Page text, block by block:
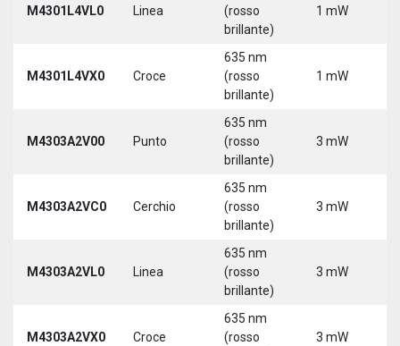
M4301L4VL0 Linea
(rosso
brillante)
1 mW
M4301L4VX0 Croce
635 nm
(rosso
brillante)
1 mW
M4303A2V00 Punto
635 nm
(rosso
brillante)
3 mW
M4303A2VC0 Cerchio
635 nm
(rosso
brillante)
3 mW
M4303A2VL0 Linea
635 nm
(rosso
brillante)
3 mW
M4303A2VX0 Croce
635 nm
(rosso
3 mW